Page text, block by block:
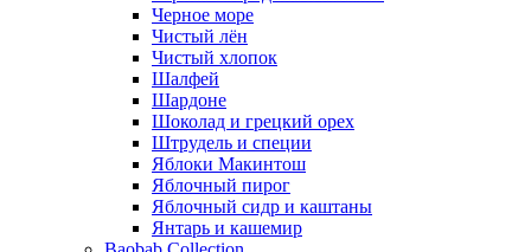
Черное море
Чистый лён
Чистый хлопок
Шалфей
Шардоне
Шоколад и грецкий орех
Штрудель и специи
Яблоки Макинтош
Яблочный пирог
Яблочный сидр и каштаны
Янтарь и кашемир